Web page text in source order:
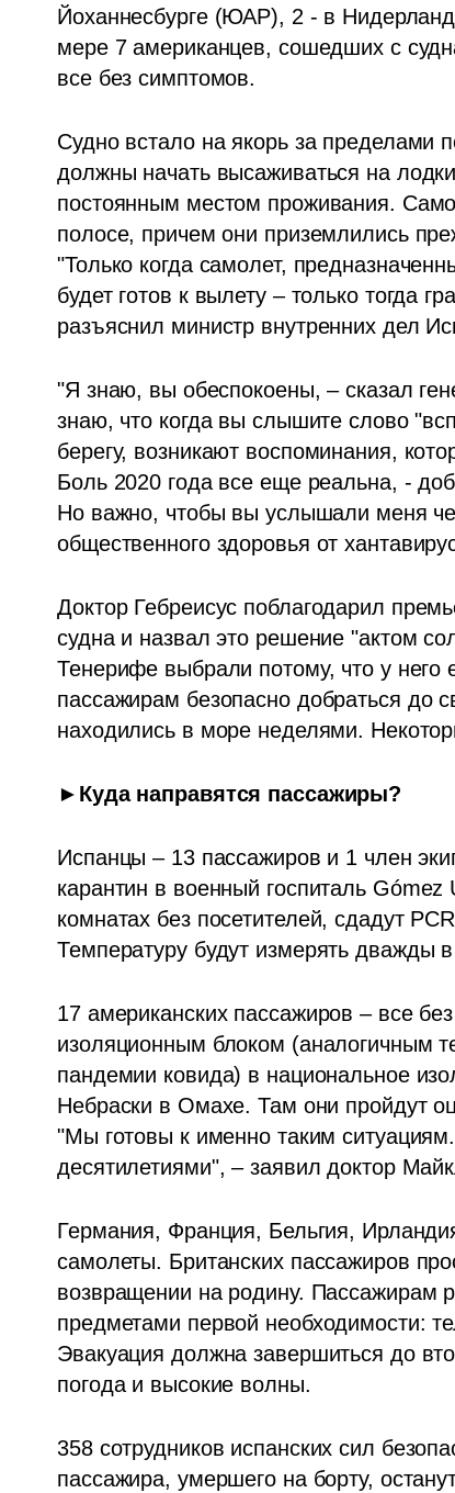
Йоханнесбурге (ЮАР), 2 - в
мере 7 американцев, сошедших с
все без симптомов.
Судно встало на якорь за пределами
должны начать высаживаться на
постоянным местом проживания.
полосе, причем они приземлились
"Только когда самолет,
будет готов к вылету – только тогда
разъяснил министр внутренних дел
"Я знаю, вы обеспокоены, – сказал
знаю, что когда вы слышите слово
берегу, возникают воспоминания,
Боль 2020 года все еще реальна, -
Но важно, чтобы вы услышали меня
общественного здоровья от
Доктор Гебреисус поблагодарил
судна и назвал это решение "актом
Тенерифе выбрали потому, что у него
пассажирам безопасно добраться до
находились в море неделями.
►Куда направятся пассажиры?
Испанцы – 13 пассажиров и 1 член
карантин в военный госпиталь
комнатах без посетителей, сдадут
Температуру будут измерять дважды в
17 американских пассажиров – все
изоляционным блоком (аналогичным
пандемии ковида) в национальное
Небраски в Омахе. Там они пройдут
"Мы готовы к именно таким
десятилетиями", – заявил доктор
Германия, Франция, Бельгия,
самолеты. Британских пассажиров
возвращении на родину. Пассажирам
предметами первой необходимости:
Эвакуация должна завершиться до
погода и высокие волны.
358 сотрудников испанских сил
пассажира, умершего на борту,